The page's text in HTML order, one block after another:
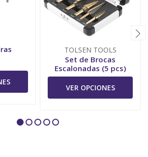
TOLSEN TOOLS
Set de Brocas
Escalonadas (5 pcs)
VER OPCIONES